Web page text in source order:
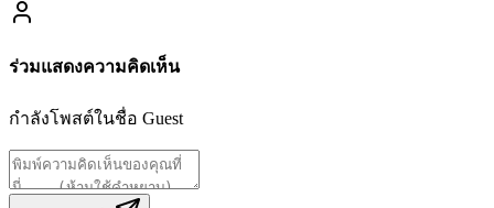
ร่วมแสดงความคิดเห็น
กำลังโพสต์ในชื่อ Guest